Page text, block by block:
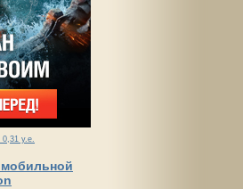
0,31 у.е.